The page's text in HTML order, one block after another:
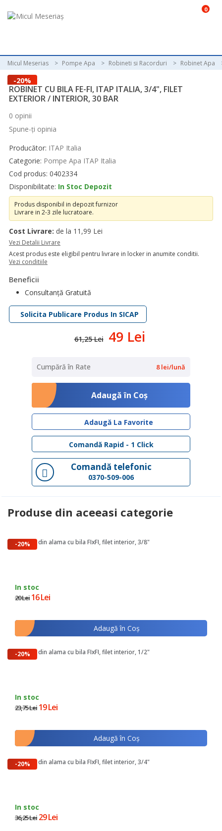
0
Micul Meserias Pompe Apa Robineti si Racorduri Robinet Apa
-20%
ROBINET CU BILA FE-FI, ITAP ITALIA, 3/4", FILET
EXTERIOR / INTERIOR, 30 BAR
0 opinii
Spune-ţi opinia
Producător: ITAP Italia
Categorie: Pompe Apa ITAP Italia
Cod produs: 0402334
Disponibilitate: In Stoc Depozit
Produs disponibil in depozit furnizor
Livrare in 2-3 zile lucratoare.
Cost Livrare: de la 11,99 Lei
Vezi Detalii Livrare
Acest produs este eligibil pentru livrare in locker in anumite conditii.
Vezi conditiile
Beneficii
Consultanță Gratuită
Solicita Publicare Produs In SICAP
61,25 Lei 49 Lei
Cumpără în Rate 8 lei/lună
Adaugă în Coş
Adaugă La Favorite
Comandă Rapid - 1 Click
Comandă telefonic
0370-509-006
Produse din aceeasi categorie
-20%
Robinet din alama cu bila FIxFI, filet interior, 3/8"
In stoc
20 Lei 16 Lei
Adaugă în Coş
-20%
Robinet din alama cu bila FIxFI, filet interior, 1/2"
In stoc
23,75 Lei 19 Lei
Adaugă în Coş
-20%
Robinet din alama cu bila FIxFI, filet interior, 3/4"
In stoc
36,25 Lei 29 Lei